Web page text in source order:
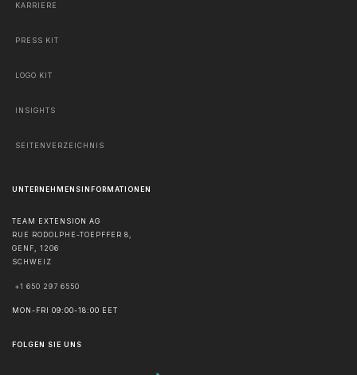
KARRIERE
PRESS KIT
LOGO KIT
INSIGHTS
SEITENVERZEICHNIS
UNTERNEHMENSINFORMATIONEN
TEAM EXTENSION AG
RUE RODOLPHE-TOEPFFER 8,
GENF
1206
SCHWEIZ
+1 650 297 6550
MON-FRI 09:00-18:00 EET
FOLGEN SIE UNS